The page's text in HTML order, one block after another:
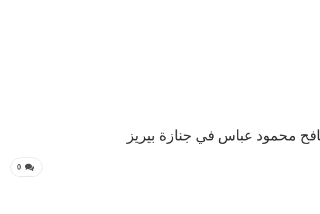
محمود عباس في جنازة بيريز
0